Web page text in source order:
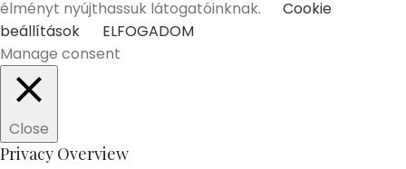
élményt nyújthassuk látogatóinknak.
Cookie
beállítások
ELFOGADOM
Manage consent
Close
Privacy Overview